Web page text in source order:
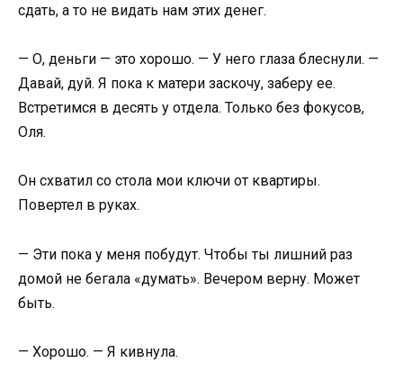
сдать, а то не видать нам этих денег.
— О, деньги — это хорошо. — У него глаза блеснули. —
Давай, дуй. Я пока к матери заскочу, заберу ее.
Встретимся в десять у отдела. Только без фокусов,
Оля.
Он схватил со стола мои ключи от квартиры.
Повертел в руках.
— Эти пока у меня побудут. Чтобы ты лишний раз
домой не бегала «думать». Вечером верну. Может
быть.
— Хорошо. — Я кивнула.